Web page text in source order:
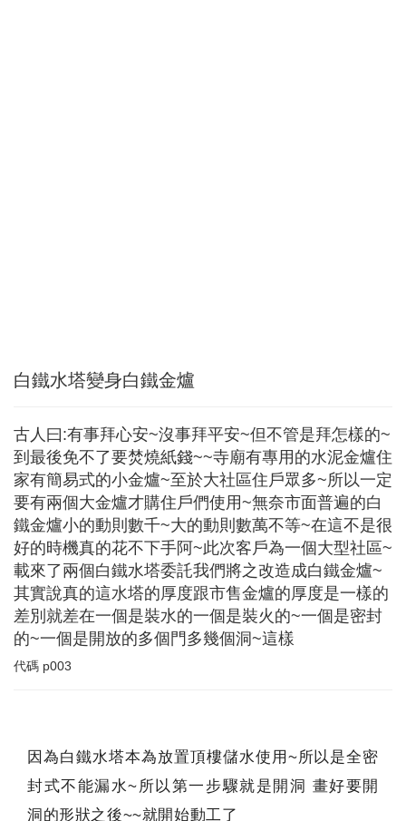
白鐵水塔變身白鐵金爐
古人曰:有事拜心安~沒事拜平安~但不管是拜怎樣的~
到最後免不了要焚燒紙錢~~寺廟有專用的水泥金爐住
家有簡易式的小金爐~至於大社區住戶眾多~所以一定
要有兩個大金爐才購住戶們使用~無奈市面普遍的白
鐵金爐小的動則數千~大的動則數萬不等~在這不是很
好的時機真的花不下手阿~此次客戶為一個大型社區~
載來了兩個白鐵水塔委託我們將之改造成白鐵金爐~
其實說真的這水塔的厚度跟市售金爐的厚度是一樣的
差別就差在一個是裝水的一個是裝火的~一個是密封
的~一個是開放的多個門多幾個洞~這樣
代碼 p003
因為白鐵水塔本為放置頂樓儲水使用~所以是全密
封式不能漏水~所以第一步驟就是開洞 畫好要開
洞的形狀之後~~就開始動工了